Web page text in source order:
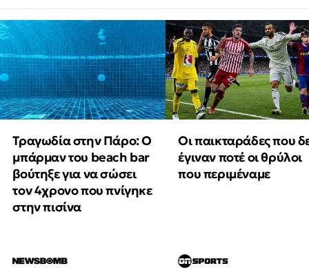
Τραγωδία στην Πάρο: Ο
μπάρμαν του beach bar
βούτηξε για να σώσει
τον 4χρονο που πνίγηκε
στην πισίνα
Οι παικταράδες που
έγιναν ποτέ οι θρύλοι
που περιμέναμε